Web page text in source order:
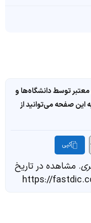
توسط دانشگاه‌ها و
این صفحه می‌توانید از
کپی
. مشاهده در تاریخ